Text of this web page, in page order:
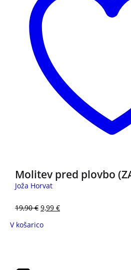
Molitev pred plovbo
Joža Horvat
19,90€ 9,99 €
V košarico